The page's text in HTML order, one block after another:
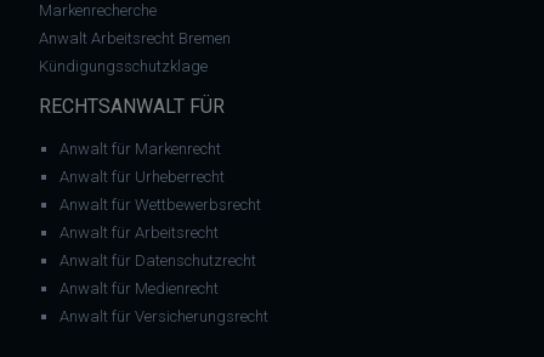
Markenrecherche
Anwalt Arbeitsrecht Bremen
Kündigungsschutzklage
RECHTSANWALT FÜR
Anwalt für Markenrecht
Anwalt für Urheberrecht
Anwalt für Wettbewerbsrecht
Anwalt für Arbeitsrecht
Anwalt für Datenschutzrecht
Anwalt für Medienrecht
Anwalt für Versicherungsrecht